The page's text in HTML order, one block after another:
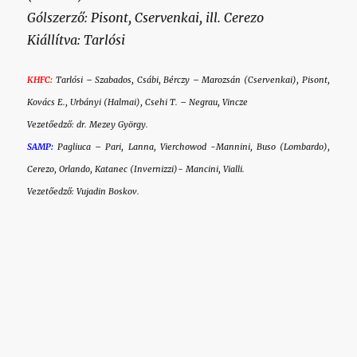
Gólszerző: Pisont, Cservenkai, ill. Cerezo
Kiállítva: Tarlósi
KHFC:Tarlósi – Szabados, Csábi, Bérczy – Marozsán (Cservenkai), Pisont,
Kovács E., Urbányi (Halmai), Csehi T. – Negrau, Vincze
Vezetőedző: dr. Mezey György.
SAMP: Pagliuca – Pari, Lanna, Vierchowod -Mannini, Buso (Lombardo),
Cerezo, Orlando, Katanec (Invernizzi)- Mancini, Vialli.
Vezetőedző: Vujadin Boskov.